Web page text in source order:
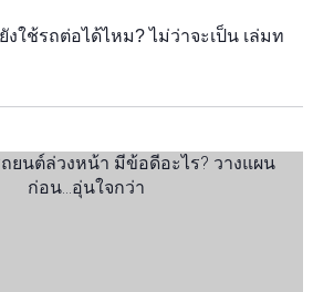
ใช้รถต่อได้ไหม? ไม่ว่าจะเป็น เล่มท